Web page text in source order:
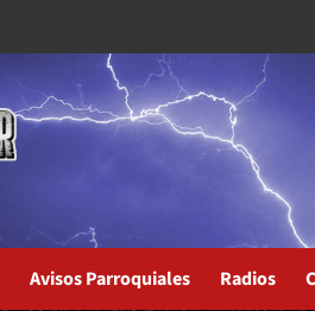
Avisos Parroquiales Radios